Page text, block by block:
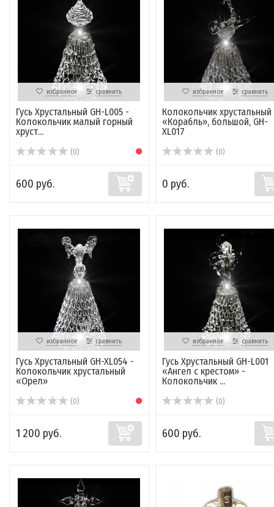
избранное сравнить
Гусь Хрустальный GH-L005 -
Колокольчик малый горный
хруст...
(0)
600 руб.
избранное сравнить
Колокольчик хрустальный
«Корабль», большой, GH-
XL017
(0)
0 руб.
избранное сравнить
Гусь Хрустальный GH-XL054 -
Колокольчик хрустальный
«Орел»
(0)
1 200 руб.
избранное сравнить
Гусь Хрустальный GH-L001
«Ангел с крестом» -
Колокольчик ...
(0)
600 руб.